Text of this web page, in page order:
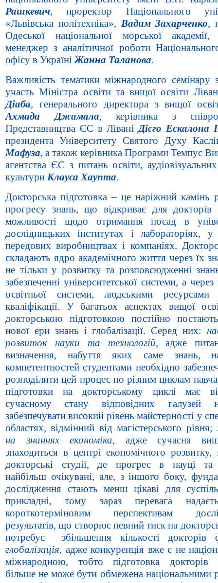
Рашкевич, проректор Національного
«Львівська політехніка», Вадим Захарченко,
Одеської національної морської
менеджер з аналітичної роботи
офісу в Україні Жанна Таланова.
Важливість тематики міжнародного семінару
участь Міністра освіти та вищої освіти
Діаба, генерального директора з вищої
Ахмада Джамала, керівника з
Представництва ЄС в Лівані Дієго Ескалона
президента Університету Святого Духу
Мафуза, а також керівника Програми Темпус
агентства ЄС з питань освіти,
культури Клауса Хаупта.
Докторська підготовка – це наріжний камінь
прогресу знань, що відкриває для докторів
можливості щодо отримання посад в
дослідницьких інститутах і лабораторіях,
передових виробництвах і компаніях.
складають ядро академічного життя через їх
не тільки у розвитку та розповсюдженні
забезпеченні університетської системи, а через
освітньої системи, людськими ресурсами
кваліфікації. У багатьох аспектах вищої
докторською підготовкою постійно
нової ери знань і глобалізації. Серед них:
розвиток науки та технологій, адже
визначення, набуття яких саме знань,
компетентностей студентами необхідно
розподілити цей процес по різним циклам
підготовки на докторському циклі має
сучасному стану відповідних галузей
забезпечувати високий рівень майстерності у
областях, відмінний від магістерського рівня;
на знаннях економіка, адже сучасна
знаходиться в центрі економічного розвитку,
докторські студії, де прогрес в науці та
найбільш очікувані, але, з іншого боку,
дослідження стають менш цікаві для
прикладні, тому зараз перевага
короткотерміновим перспективам
результатів, що створює певний тиск на
потребує збільшення кількості докторів
глобалізація, адже конкуренція вже є не
міжнародною, тобто підготовка докторів
більше не може бути обмежена національними